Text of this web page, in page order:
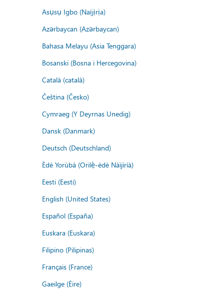
Asụsụ Igbo (Naịjịrịa)
Azərbaycan (Azərbaycan)
Bahasa Melayu (Asia Tenggara)
Bosanski (Bosna i Hercegovina)
Català (català)
Čeština (Česko)
Cymraeg (Y Deyrnas Unedig)
Dansk (Danmark)
Deutsch (Deutschland)
Èdè Yorùbá (Orilẹ̀-èdè Nàìjíríà)
Eesti (Eesti)
English (United States)
Español (España)
Euskara (Euskara)
Filipino (Pilipinas)
Français (France)
Gaeilge (Éire)